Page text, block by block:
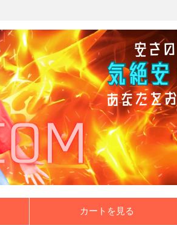
カートを見る